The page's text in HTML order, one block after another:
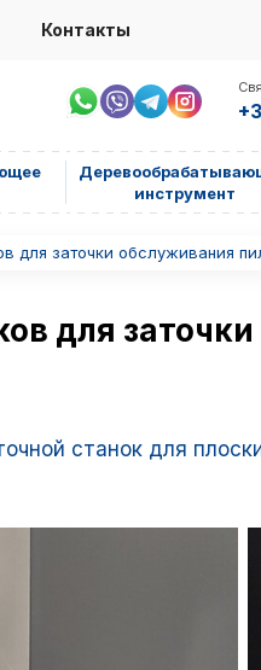
Контакты
инструмент
для заточки обслуживания
для
станок для